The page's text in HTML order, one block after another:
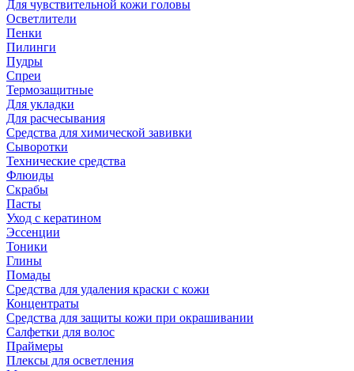
Для чувствительной кожи головы
Осветлители
Пенки
Пилинги
Пудры
Спреи
Термозащитные
Для укладки
Для расчесывания
Средства для химической завивки
Сыворотки
Технические средства
Флюиды
Скрабы
Пасты
Уход с кератином
Эссенции
Тоники
Глины
Помады
Средства для удаления краски с кожи
Концентраты
Средства для защиты кожи при окрашивании
Салфетки для волос
Праймеры
Плексы для осветления